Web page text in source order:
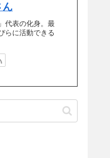
ん
代表の化身。最
らに活動できる